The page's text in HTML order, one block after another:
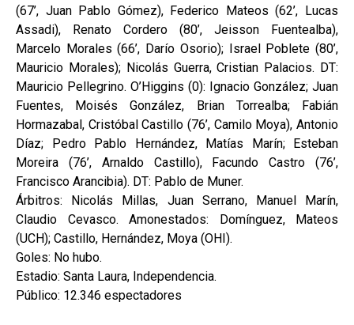
(67’, Juan Pablo Gómez), Federico Mateos (62’, Lucas
Assadi), Renato Cordero (80’, Jeisson Fuentealba),
Marcelo Morales (66’, Darío Osorio); Israel Poblete (80’,
Mauricio Morales); Nicolás Guerra, Cristian Palacios. DT:
Mauricio Pellegrino. O’Higgins (0): Ignacio González; Juan
Fuentes, Moisés González, Brian Torrealba; Fabián
Hormazabal, Cristóbal Castillo (76’, Camilo Moya), Antonio
Díaz; Pedro Pablo Hernández, Matías Marín; Esteban
Moreira (76’, Arnaldo Castillo), Facundo Castro (76’,
Francisco Arancibia). DT: Pablo de Muner.
Árbitros: Nicolás Millas, Juan Serrano, Manuel Marín,
Claudio Cevasco. Amonestados: Domínguez, Mateos
(UCH); Castillo, Hernández, Moya (OHI).
Goles: No hubo.
Estadio: Santa Laura, Independencia.
Público: 12.346 espectadores